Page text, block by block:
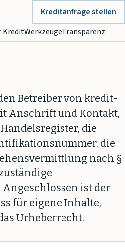
KreditWerkzeugeTransparenz
Kreditanfrage stellen
Betreiber von kredit-
Anschrift und Kontakt,
die
die
nach §
ist der
für eigene Inhalte,
Urheberrecht.